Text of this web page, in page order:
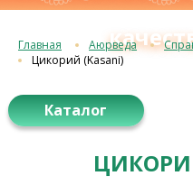
Главная Аюрведа
Цикорий (Kasani)
Каталог